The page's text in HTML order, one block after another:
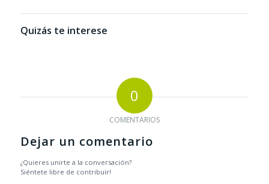
Quizás te interese
0
COMENTARIOS
Dejar un comentario
¿Quieres unirte a la conversación?
Siéntete libre de contribuir!